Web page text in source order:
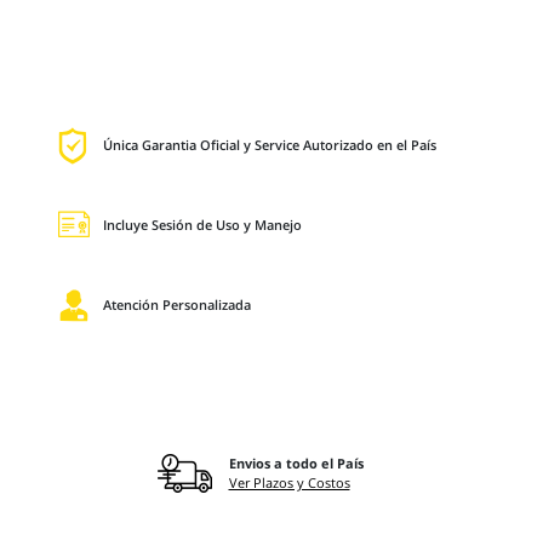
Única Garantia Oficial y Service Autorizado en el País
Incluye Sesión de Uso y Manejo
Atención Personalizada
Envios a todo el País
Ver Plazos y Costos